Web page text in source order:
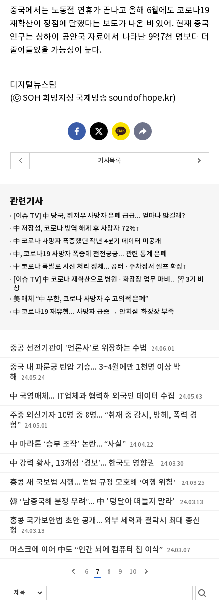
중국에서는 노동절 연휴가 끝나고 올해 6월에도 코로나19
재확산이 정점에 달했다는 보도가 나온 바 있어. 현재 중국
인구는 상하이 공안국 자료에서 나타난 9억7천 명보다 더
줄어들었을 가능성이 높다.
디지털뉴스팀
(ⓒ SOH 희망지성 국제방송 soundofhope.kr)
기사목록
관련기사
[이슈 TV] 中 당국, 줘저우 사망자 은폐 급급... 얼마나 많길래?
中 저장성, 코로나 방역 해제 후 사망자 72%↑
中 코로나 사망자 폭증했던 작년 4분기 데이터 미공개
中, 코로나19 사망자 폭증에 전전긍긍... 관련 통계 은폐
中 코로나 폭발로 시신 처리 정체... 공터 · 주차장서 셀프 화장↑
[이슈 TV] 中 코로나 재확산으로 병원 · 화장장 업무 마비... 習 3기 비
상
美 매체 “中 우한, 코로나 사망자 수 고의적 은폐”
中 코로나19 재유행... 사망자 급증 → 안치실·화장장 부족
중공 선전기관이 ‘언론사’로 위장하는 수법 24.06.01
중국 내 파룬궁 탄압 기승... 3~4월에만 1천명 이상 박
해
24.05.24
中 국영매체... IT업체과 협력해 외국인 데이터 수집 24.05.03
주중 외신기자 10명 중 8명... “취재 중 감시, 방헤, 폭력 경
험”
24.05.01
中 마라톤 ‘승부 조작’ 논란... “사실” 24.04.22
中 강력 황사, 13개성 ‘경보’... 한국도 영향권 24.03.30
홍콩 새 국보법 시행... 범법 규정 모호해 ‘여행 위험’ 24.03.25
韓 “남중국해 분쟁 우려”... 中 "덩달아 떠들지 말라" 24.03.13
홍콩 국가보안법 초안 공개... 외부 세력과 결탁시 최대 종신
형
24.03.13
머스크에 이어 中도 “인간 뇌에 컴퓨터 칩 이식” 24.03.07
6 7 8 9 10